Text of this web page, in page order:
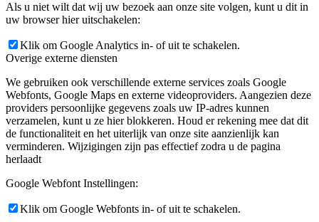
Als u niet wilt dat wij uw bezoek aan onze site volgen, kunt u dit in
uw browser hier uitschakelen:
Klik om Google Analytics in- of uit te schakelen.
Overige externe diensten
We gebruiken ook verschillende externe services zoals Google
Webfonts, Google Maps en externe videoproviders. Aangezien deze
providers persoonlijke gegevens zoals uw IP-adres kunnen
verzamelen, kunt u ze hier blokkeren. Houd er rekening mee dat dit
de functionaliteit en het uiterlijk van onze site aanzienlijk kan
verminderen. Wijzigingen zijn pas effectief zodra u de pagina
herlaadt
Google Webfont Instellingen:
Klik om Google Webfonts in- of uit te schakelen.